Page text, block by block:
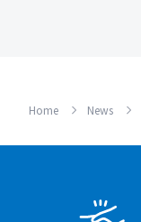
Home News